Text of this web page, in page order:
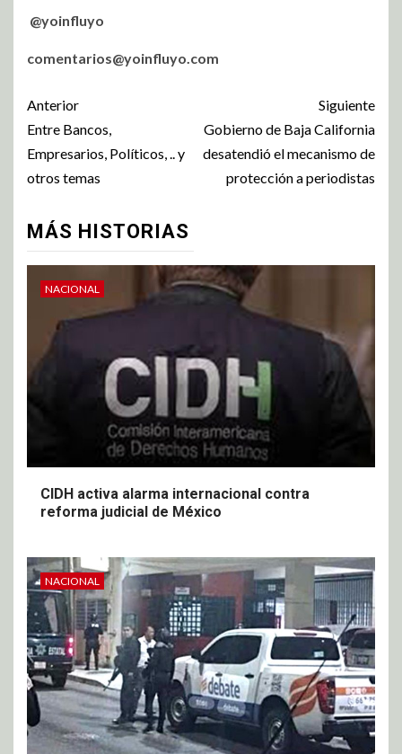
@yoinfluyo
comentarios@yoinfluyo.com
Anterior
Entre Bancos,
Empresarios, Políticos, .. y
otros temas
Siguiente
Gobierno de Baja California
desatendió el mecanismo de
protección a periodistas
MÁS HISTORIAS
NACIONAL
CIDH activa alarma internacional contra
reforma judicial de México
NACIONAL